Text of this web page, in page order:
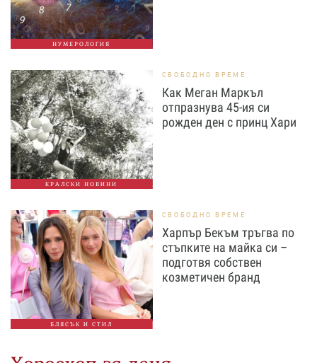
НУМЕРОЛОГИЯ
КРАЛСКИ НОВИНИ
СВОБОДНО ВРЕМЕ
Как Меган Маркъл
отпразнува 45-ия си
рожден ден с принц Хари
БЛЯСЪК И СТИЛ
СВОБОДНО ВРЕМЕ
Харпър Бекъм тръгва по
стъпките на майка си –
подготвя собствен
козметичен бранд